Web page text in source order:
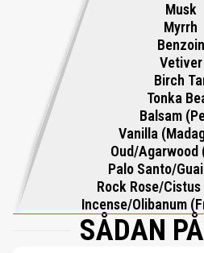
Musk
Myrrh
Benzoin
Vetiver
Birch
Tonka
Balsam
Vanilla
Oud/Agarwood
Palo Santo/
Rock Rose/
Incense/Olibanum
SÅDAN